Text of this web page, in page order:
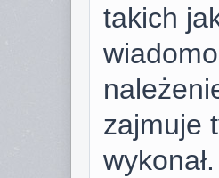
takich
zajmuje
wykonał.